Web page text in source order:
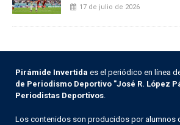
17 de julio de 2026
Pirámide Invertida es el periódico en línea
de Periodismo Deportivo "José R. López
Periodistas Deportivos
Los contenidos son producidos por alumnos